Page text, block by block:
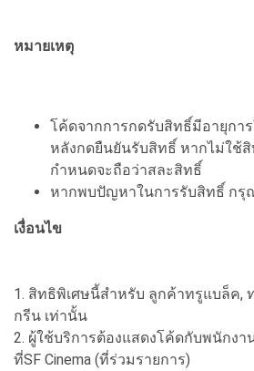
หมายเหตุ
โค้ดจากการกดรับสิทธิ์มีอายุกา
หลังกดยืนยันรับสิทธิ์ หากไม่ใช้สิ
กำหนดจะถือว่าสละสิทธิ์
หากพบปัญหาในการรับสิทธิ์ กรุ
เงื่อนไข
1. สิทธิพิเศษนี้สำหรับ ลูกค้าทรูแบล็ค,
กรีน เท่านั้น
2. ผู้ใช้บริการต้องแสดงโค้ดกับพนักง
ที่SF Cinema (ที่ร่วมรายการ)